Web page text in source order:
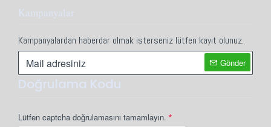
Kampanyalar
Kampanyalardan haberdar olmak isterseniz lütfen kayıt olunuz.
Gönder
Doğrulama Kodu
Lütfen captcha doğrulamasını tamamlayın.